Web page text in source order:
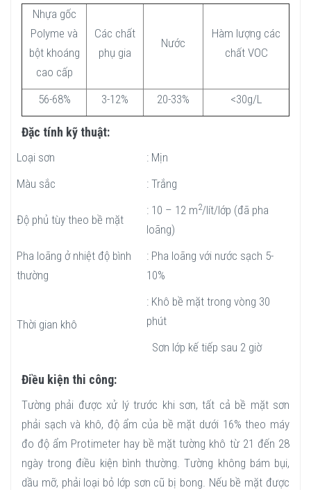
Nhựa gốc
Polyme và
bột khoáng
cao cấp
Các chất
phụ gia
Nước
Hàm lượng các
chất VOC
56-68% 3-12% 20-33% <30g/L
Đặc tính kỹ thuật:
Loại sơn
: Mịn
Màu sắc
: Trắng
Độ phủ tùy theo bề mặt
: 10 – 12 m2/lít/lớp (đã pha
loãng)
Pha loãng ở nhiệt độ bình
thường
: Pha loãng với nước sạch 5-
10%
Thời gian khô
: Khô bề mặt trong vòng 30
phút
Sơn lớp kế tiếp sau 2 giờ
Điều kiện thi công:
Tường phải được xử lý trước khi sơn, tất cả bề mặt sơn
phải sạch và khô, độ ẩm của bề mặt dưới 16% theo máy
đo độ ẩm Protimeter hay bề mặt tường khô từ 21 đến 28
ngày trong điều kiện bình thường. Tường không bám bụi,
dầu mỡ, phải loại bỏ lớp sơn cũ bị bong. Nếu bề mặt được